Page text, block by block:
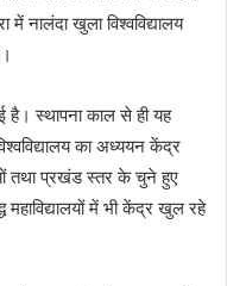
में नालंदा खुला विश्वविद्यालय
है। स्थापना काल से ही यह
का अध्ययन केंद्र
तथा प्रखंड स्तर के चुने हुए
महाविद्यालयों में भी केंद्र खुल रहे